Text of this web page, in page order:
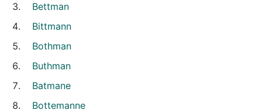
Bettman
Bittmann
Bothman
Buthman
Batmane
Bottemanne